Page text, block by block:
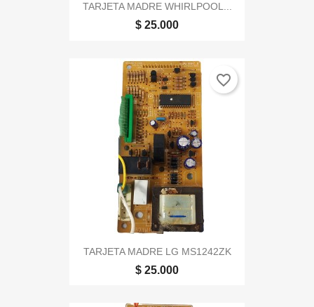
TARJETA MADRE WHIRLPOOL...
$ 25.000
TARJETA MADRE LG MS1242ZK
$ 25.000
favorite_border